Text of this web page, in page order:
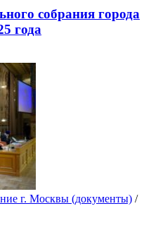
собрания города
года
г. Москвы (документы) /